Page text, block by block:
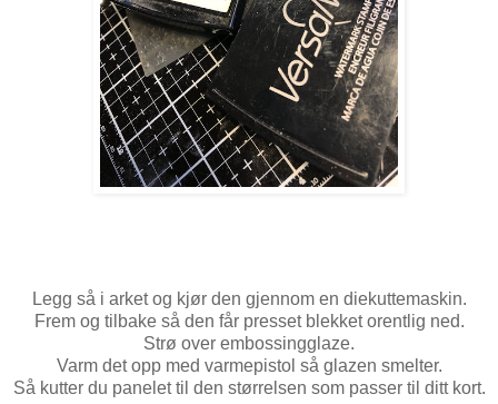
Legg så i arket og kjør den gjennom en diekuttemaskin.
Frem og tilbake så den får presset blekket orentlig ned.
Strø over embossingglaze.
Varm det opp med varmepistol så glazen smelter.
Så kutter du panelet til den størrelsen som passer til ditt kort.